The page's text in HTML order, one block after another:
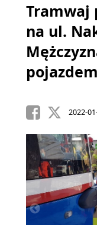
Tramwaj
na ul.
2022-